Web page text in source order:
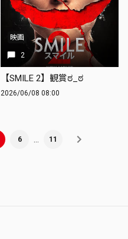
映画
2
【SMILE 2】観賞ಠ_ಠ
2026/06/08 08:00
6 11